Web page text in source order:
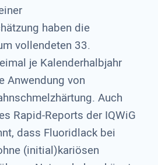
haben die
vollendeten 33.
je Kalenderhalbjahr
Anwendung von
Auch
Rapid-Reports der IQWiG
dass Fluoridlack bei
(initial)kariösen